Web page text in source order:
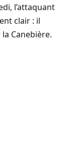
l’attaquant
clair : il
Canebière.